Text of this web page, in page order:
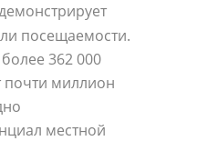
посещаемости.
362 000
почти миллион
местной